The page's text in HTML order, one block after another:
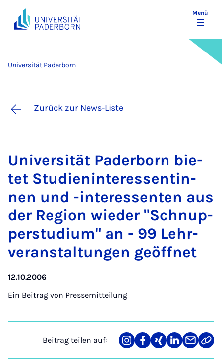
Menü
Universität Paderborn
Zurück zur News-Liste
Uni­ver­si­tät Pa­der­born bie­
tet Stu­dien­in­ter­es­sen­tin­
nen und -in­ter­es­sen­ten aus
der Re­gi­on wie­der "Schnup­
per­stu­di­um" an - 99 Lehr­
ver­an­stal­tun­gen ge­öff­net
12.10.2006
Ein Beitrag von Pressemitteilung
Beitrag teilen auf:
Teilen
auf
Teilen
auf
Teilen
auf
Teilen
auf
Teilen
über
Link